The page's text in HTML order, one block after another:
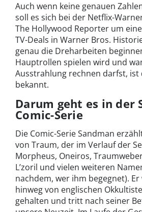
Auch wenn keine genauen
soll es sich bei der Netflix-
The Hollywood Reporter um
TV-Deals in Warner Bros.
genau die Dreharbeiten
Hauptrollen spielen wird und
Ausstrahlung rechnen darfst,
bekannt.
Darum geht es in der
Comic-Serie
Die Comic-Serie Sandman
von Traum, der im Verlauf der
Morpheus, Oneiros,
L’zoril und vielen weiteren
nachdem, wer ihm begegnet).
hinweg von englischen
gehalten und tritt nach seiner